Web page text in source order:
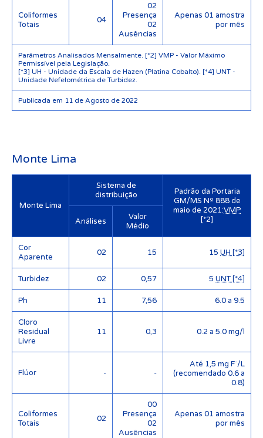
Parâmetros Analisados Mensalmente. [*2] VMP - Valor Máximo
Permissível pela Legislação.
[*3] UH - Unidade da Escala de Hazen (Platina Cobalto). [*4] UNT -
Unidade Nefelométrica de Turbidez.
Publicada em 11 de Agosto de 2022
Coliformes
Totais
04
02
Presença
02
Ausências
Apenas 01 amostra
por mês
Monte Lima
Monte Lima
Sistema de
distribuição
Padrão da Portaria
GM/MS Nº 888 de
maio de 2021:VMP
[*2]
Análises
Valor
Médio
Cor
Aparente
02 15 15 UH [*3]
Turbidez 02 0,57 5 UNT [*4]
Ph 11 7,56 6.0 a 9.5
Cloro
Residual
Livre
11 0,3 0.2 a 5.0 mg/l
Flúor - -
Até 1,5 mg F⁻/L
(recomendado 0.6 a
0.8)
Coliformes
Totais
02
00
Presença
02
Ausências
Apenas 01 amostra
por mês